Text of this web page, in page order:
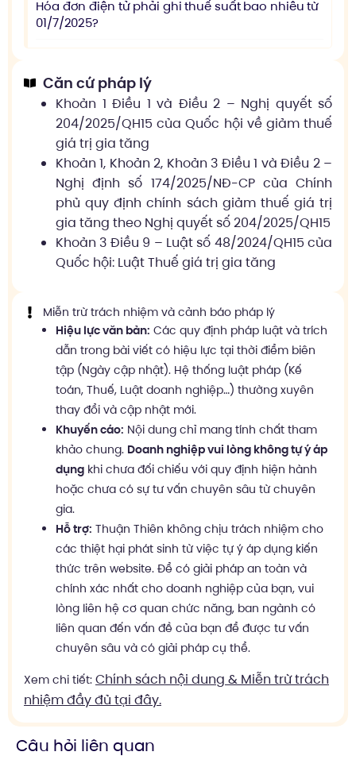
Hóa đơn điện tử phải ghi thuế suất bao nhiêu từ
01/7/2025?
Căn cứ pháp lý
Khoản 1 Điều 1 và Điều 2 – Nghị quyết số
204/2025/QH15 của Quốc hội về giảm thuế
giá trị gia tăng
Khoản 1, Khoản 2, Khoản 3 Điều 1 và Điều 2 –
Nghị định số 174/2025/NĐ-CP của Chính
phủ quy định chính sách giảm thuế giá trị
gia tăng theo Nghị quyết số 204/2025/QH15
Khoản 3 Điều 9 – Luật số 48/2024/QH15 của
Quốc hội: Luật Thuế giá trị gia tăng
Miễn trừ trách nhiệm và cảnh báo pháp lý
Hiệu lực văn bản: Các quy định pháp luật và trích
dẫn trong bài viết có hiệu lực tại thời điểm biên
tập (Ngày cập nhật). Hệ thống luật pháp (Kế
toán, Thuế, Luật doanh nghiệp…) thường xuyên
thay đổi và cập nhật mới.
Khuyến cáo: Nội dung chỉ mang tính chất tham
khảo chung. Doanh nghiệp vui lòng không tự ý áp
dụng khi chưa đối chiếu với quy định hiện hành
hoặc chưa có sự tư vấn chuyên sâu từ chuyên
gia.
Hỗ trợ: Thuận Thiên không chịu trách nhiệm cho
các thiệt hại phát sinh từ việc tự ý áp dụng kiến
thức trên website. Để có giải pháp an toàn và
chính xác nhất cho doanh nghiệp của bạn, vui
lòng liên hệ cơ quan chức năng, ban ngành có
liên quan đến vấn đề của bạn để được tư vấn
chuyên sâu và có giải pháp cụ thể.
Xem chi tiết: Chính sách nội dung & Miễn trừ trách
nhiệm đầy đủ tại đây.
Câu hỏi liên quan